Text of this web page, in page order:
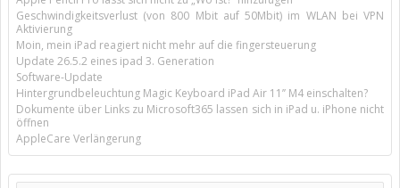
Geschwindigkeitsverlust (von 800 Mbit auf 50Mbit) im WLAN bei VPN
Aktivierung
Moin, mein iPad reagiert nicht mehr auf die fingersteuerung
Update 26.5.2 eines ipad 3. Generation
Software-Update
Hintergrundbeleuchtung Magic Keyboard iPad Air 11’’ M4 einschalten?
Dokumente über Links zu Microsoft365 lassen sich in iPad u. iPhone nicht
öffnen
AppleCare Verlängerung